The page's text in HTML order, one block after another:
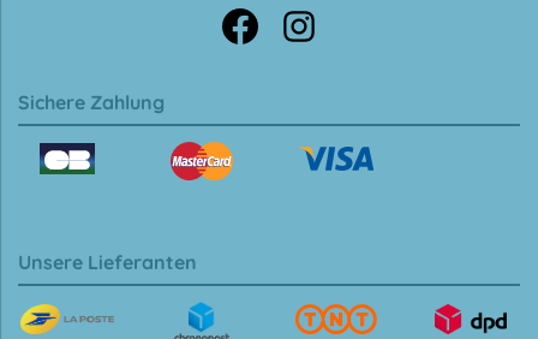
Sichere Zahlung
Unsere Lieferanten